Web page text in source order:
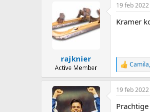
d
a
t
rajknier
Active Member
19 feb 2022
Kramer
R
e
a
c
i
Camila,
19 feb 2022